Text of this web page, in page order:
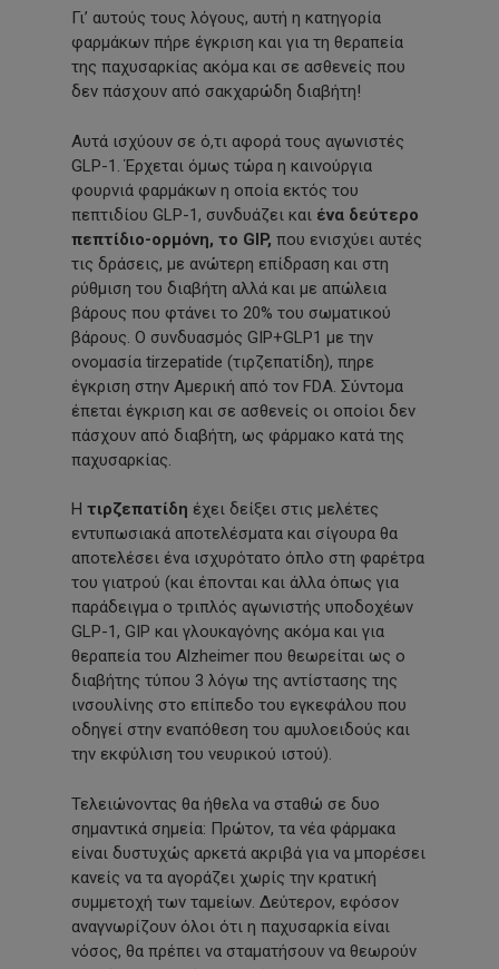
Γι’ αυτούς τους λόγους, αυτή η κατηγορία
φαρμάκων πήρε έγκριση και για τη θεραπεία
της παχυσαρκίας ακόμα και σε ασθενείς που
δεν πάσχουν από σακχαρώδη διαβήτη!
Αυτά ισχύουν σε ό,τι αφορά τους αγωνιστές
GLP-1. Έρχεται όμως τώρα η καινούργια
φουρνιά φαρμάκων η οποία εκτός του
πεπτιδίου GLP-1, συνδυάζει και ένα δεύτερο
πεπτίδιο-ορμόνη, το GIP, που ενισχύει αυτές
τις δράσεις, με ανώτερη επίδραση και στη
ρύθμιση του διαβήτη αλλά και με απώλεια
βάρους που φτάνει το 20% του σωματικού
βάρους. Ο συνδυασμός GIP+GLP1 με την
ονομασία tirzepatide (τιρζεπατίδη), πηρε
έγκριση στην Αμερική από τον FDA. Σύντομα
έπεται έγκριση και σε ασθενείς οι οποίοι δεν
πάσχουν από διαβήτη, ως φάρμακο κατά της
παχυσαρκίας.
Η τιρζεπατίδη έχει δείξει στις μελέτες
εντυπωσιακά αποτελέσματα και σίγουρα θα
αποτελέσει ένα ισχυρότατο όπλο στη φαρέτρα
του γιατρού (και έπονται και άλλα όπως για
παράδειγμα ο τριπλός αγωνιστής υποδοχέων
GLP-1, GIP και γλουκαγόνης ακόμα και για
θεραπεία του Alzheimer που θεωρείται ως ο
διαβήτης τύπου 3 λόγω της αντίστασης της
ινσουλίνης στο επίπεδο του εγκεφάλου που
οδηγεί στην εναπόθεση του αμυλοειδούς και
την εκφύλιση του νευρικού ιστού).
Τελειώνοντας θα ήθελα να σταθώ σε δυο
σημαντικά σημεία: Πρώτον, τα νέα φάρμακα
είναι δυστυχώς αρκετά ακριβά για να μπορέσει
κανείς να τα αγοράζει χωρίς την κρατική
συμμετοχή των ταμείων. Δεύτερον, εφόσον
αναγνωρίζουν όλοι ότι η παχυσαρκία είναι
νόσος, θα πρέπει να σταματήσουν να θεωρούν